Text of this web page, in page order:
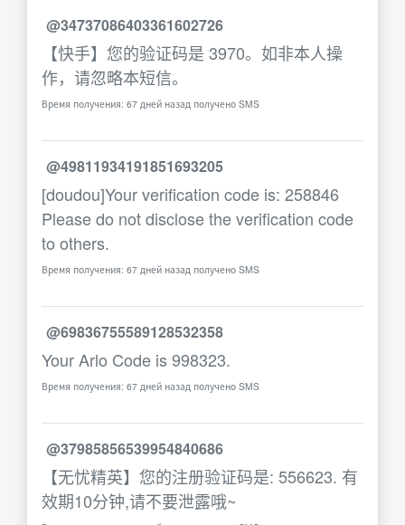
@34737086403361602726
【快手】您的验证码是 3970。如非本人操
作，请忽略本短信。
Время получения: 67 дней назад получено SMS
@49811934191851693205
[doudou]Your verification code is: 258846
Please do not disclose the verification code
to others.
Время получения: 67 дней назад получено SMS
@69836755589128532358
Your Arlo Code is 998323.
Время получения: 67 дней назад получено SMS
@37985856539954840686
【无忧精英】您的注册验证码是: 556623. 有
效期10分钟,请不要泄露哦~